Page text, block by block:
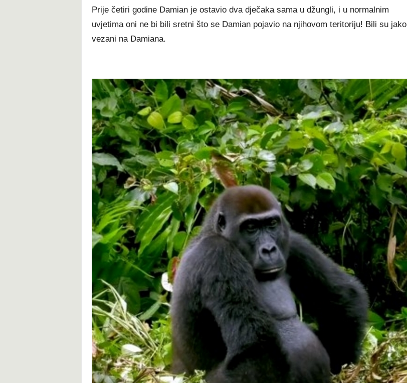
Prije četiri godine Damian je ostavio dva dječaka sama u džungli, i u normalnim
uvjetima oni ne bi bili sretni što se Damian pojavio na njihovom teritoriju! Bili su jako
vezani na Damiana.